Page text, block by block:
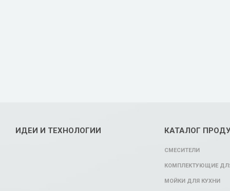
ИДЕИ И ТЕХНОЛОГИИ КАТАЛОГ
СМЕСИТЕЛИ
КОМПЛЕКТУЮЩИЕ
МОЙКИ ДЛЯ КУХНИ